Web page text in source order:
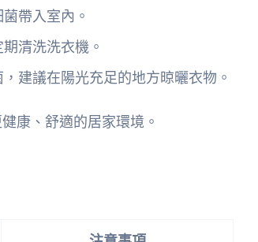
帶入室內。
清洗洗衣機。
建議在陽光充足的地方晾曬衣物。
康、舒適的居家環境。